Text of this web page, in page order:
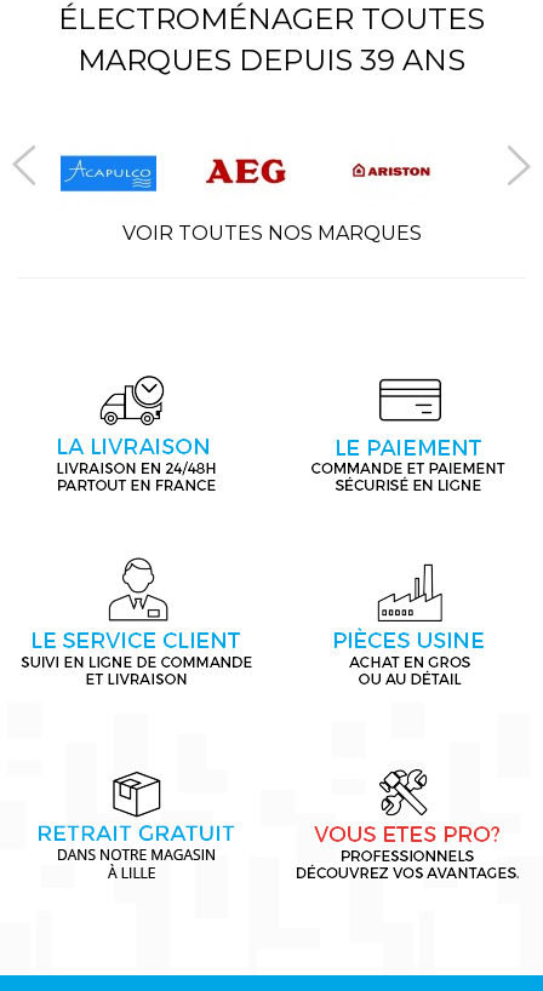
ÉLECTROMÉNAGER TOUTES
MARQUES DEPUIS 39 ANS
VOIR TOUTES NOS MARQUES